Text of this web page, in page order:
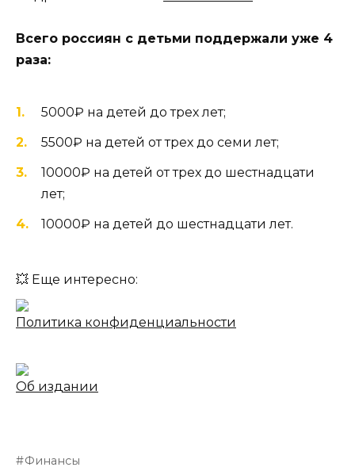
Всего россиян с детьми поддержали уже 4
раза:
5000₽ на детей до трех лет;
5500₽ на детей от трех до семи лет;
10000₽ на детей от трех до шестнадцати
лет;
10000₽ на детей до шестнадцати лет.
💥 Еще интересно:
Политика конфиденциальности
Об издании
Финансы